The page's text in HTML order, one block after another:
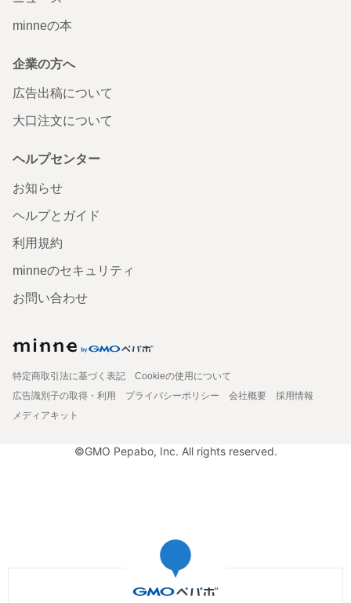
minneの本
企業の方へ
広告出稿について
大口注文について
ヘルプセンター
お知らせ
ヘルプとガイド
利用規約
minneのセキュリティ
お問い合わせ
特定商取引法に基づく表記
Cookieの使用について
広告識別子の取得・利用
プライバシーポリシー 会社概要
採用情報
メディアキット
©GMO Pepabo, Inc. All rights reserved.